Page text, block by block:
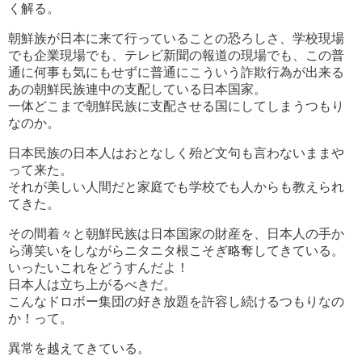
く解る。
朝鮮族が日本に来て行っていることの恐ろしさ、学校現場
でも企業現場でも、テレビ新聞の報道の現場でも、この普
通に何事も気にもせずに普通にこういう詐欺行為が出来る
あの朝鮮民族連中の支配している日本国家。
一体どこまで朝鮮民族に支配させる国にしてしまうつもり
なのか。
日本民族の日本人はおとなしく殆ど文句も言わないままや
って来た。
それが美しい人間だと家庭でも学校でも人からも教えられ
てきた。
その間着々と朝鮮民族は日本国家の財産を、日本人の手か
ら薄笑いをしながらニタニタ根こそぎ略奪してきている。
いったいこれをどうすんだよ！
日本人は立ち上がるべきだ。
こんなドロボー集団の好き放題を許容し続けるつもりなの
か！って。
異常を越えてきている。